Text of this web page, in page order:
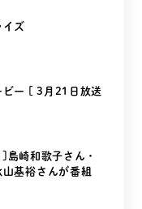
イズ
ビー [ 3月21日放送
崎和歌子さん・
基裕さんが番組